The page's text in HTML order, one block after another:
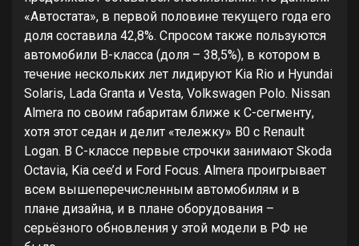
«Автостата», в первой половине текущего года его
доля составила 42,8%. Спросом также пользуются
автомобили В-класса (доля – 38,5%), в котором в
течение нескольких лет лидируют Kia Rio и Hyundai
Solaris, Lada Granta и Vesta, Volkswagen Polo. Nissan
Almera по своим габаритам ближе к С-сегменту,
хотя этот седан и делит «тележку» B0 с Renault
Logan. В С-классе первые строчки занимают Skoda
Octavia, Kia cee’d и Ford Focus. Almera проигрывает
всем вышеперечисленным автомобилям и в
плане дизайна, и в плане оборудования –
серьёзного обновления у этой модели в РФ не